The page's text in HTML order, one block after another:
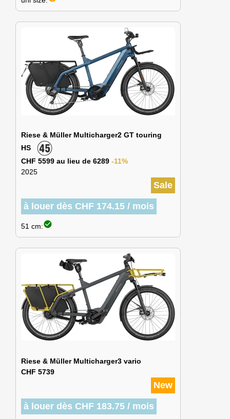
Riese & Müller Multicharger2 GT touring
HS
CHF 5599 au lieu de 6289 -11%
2025
Sale
à louer dès CHF 174.15 / mois
51 cm:check_circle
Riese & Müller Multicharger3 vario
CHF 5739
New
à louer dès CHF 183.75 / mois